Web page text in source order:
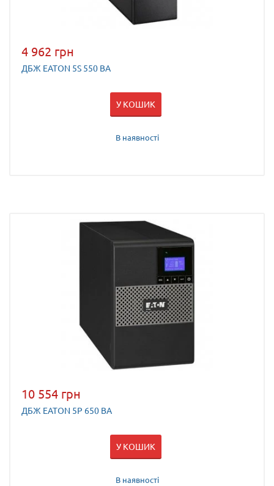
4 962 грн
ДБЖ EATON 5S 550 ВА
У КОШИК
В наявності
10 554 грн
ДБЖ EATON 5P 650 ВА
У КОШИК
В наявності